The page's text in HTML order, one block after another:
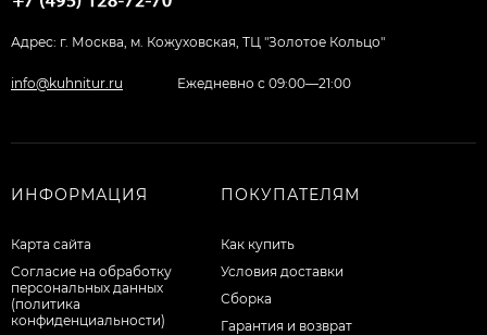
Адрес: г. Москва, м. Кожуховская, ТЦ "Золотое Кольцо"
info@kuhnitur.ru Ежедневно с 09:00—21:00
ИНФОРМАЦИЯ
Карта сайта
Согласие на обработку
персональных данных
(политика
конфиденциальности)
ПОКУПАТЕЛЯМ
Как купить
Условия доставки
Сборка
Гарантия и возврат